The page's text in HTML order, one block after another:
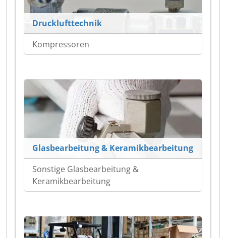
Drucklufttechnik
Kompressoren
Glasbearbeitung & Keramikbearbeitung
Sonstige Glasbearbeitung &
Keramikbearbeitung